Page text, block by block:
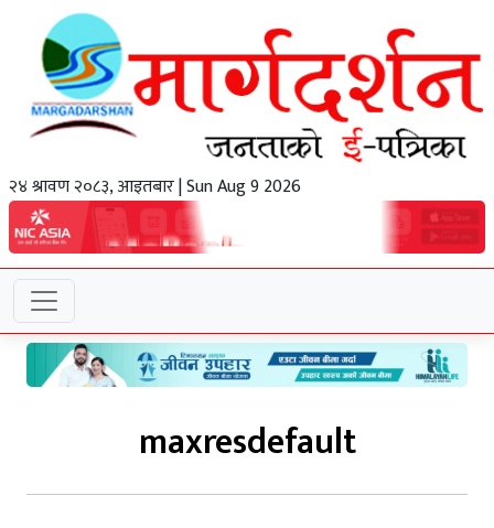
२४ श्रावण २०८३, आइतबार | Sun Aug 9 2026
maxresdefault